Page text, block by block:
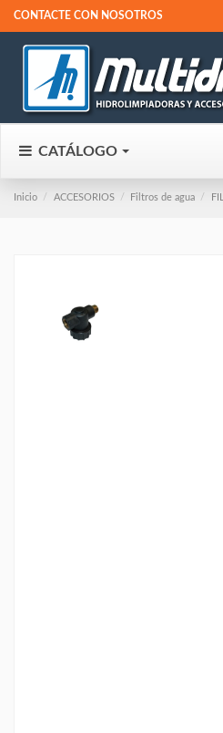
CONTACTE CON NOSOTROS
CATÁLOGO
Inicio ACCESORIOS Filtros de agua